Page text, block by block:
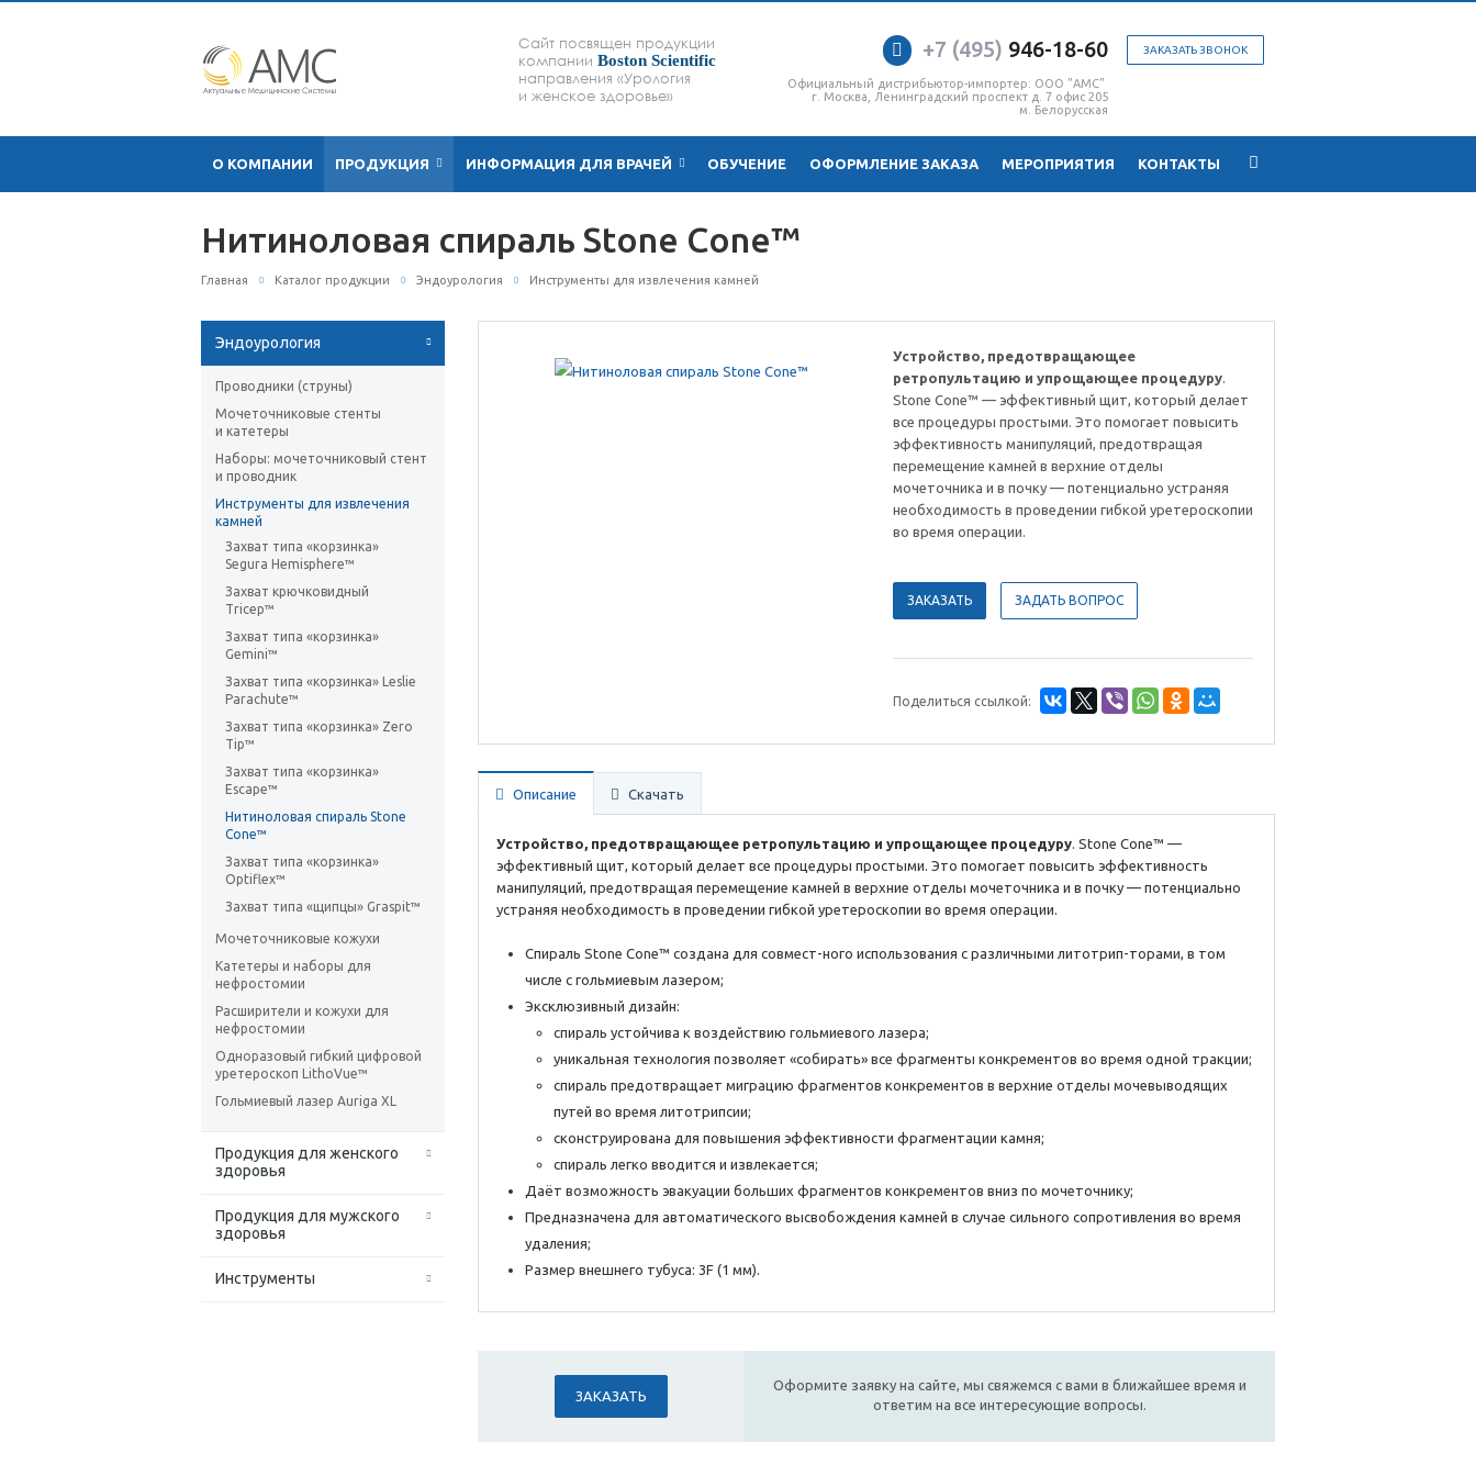
Сайт посвящен продукции
компании Boston Scientific
направления «Урология
и женское здоровье»
ЗАКАЗАТЬ ЗВОНОК
+7 (495) 946-18-60
Официальный дистрибьютор-импортер: ООО "АМС"
г. Москва, Ленинградский проспект д. 7 офис 205
м. Белорусская
О КОМПАНИИ ПРОДУКЦИЯ ИНФОРМАЦИЯ ДЛЯ ВРАЧЕЙ ОБУЧЕНИЕ ОФОРМЛЕНИЕ ЗАКАЗА МЕРОПРИЯТИЯ КОНТАКТЫ
Нитиноловая спираль Stone Cone™
Главная Каталог продукции Эндоурология Инструменты для извлечения камней
Эндоурология
Проводники (струны)
Мочеточниковые стенты
и катетеры
Наборы: мочеточниковый стент
и проводник
Инструменты для извлечения
камней
Захват типа «корзинка»
Segura Hemisphere™
Захват крючковидный
Tricep™
Захват типа «корзинка»
Gemini™
Захват типа «корзинка» Leslie
Parachute™
Захват типа «корзинка» Zero
Tip™
Захват типа «корзинка»
Escape™
Нитиноловая спираль Stone
Cone™
Захват типа «корзинка»
Optiflex™
Захват типа «щипцы» Graspit™
Мочеточниковые кожухи
Катетеры и наборы для
нефростомии
Расширители и кожухи для
нефростомии
Одноразовый гибкий цифровой
уретероскоп LithoVue™
Гольмиевый лазер Auriga XL
Продукция для женского
здоровья
Продукция для мужского
здоровья
Инструменты
Устройство, предотвращающее
ретропультацию и упрощающее процедуру.
Stone Cone™ — эффективный щит, который делает
все процедуры простыми. Это помогает повысить
эффективность манипуляций, предотвращая
перемещение камней в верхние отделы
мочеточника и в почку — потенциально устраняя
необходимость в проведении гибкой уретероскопии
во время операции.
ЗАКАЗАТЬ ЗАДАТЬ ВОПРОС
Поделиться ссылкой:
Описание Скачать
Устройство, предотвращающее ретропультацию и упрощающее процедуру. Stone Cone™ —
эффективный щит, который делает все процедуры простыми. Это помогает повысить эффективность
манипуляций, предотвращая перемещение камней в верхние отделы мочеточника и в почку — потенциально
устраняя необходимость в проведении гибкой уретероскопии во время операции.
Спираль Stone Cone™ создана для совмест-ного использования с различными литотрип-торами, в том
числе с гольмиевым лазером;
Эксклюзивный дизайн:
спираль устойчива к воздействию гольмиевого лазера;
уникальная технология позволяет «собирать» все фрагменты конкрементов во время одной тракции;
спираль предотвращает миграцию фрагментов конкрементов в верхние отделы мочевыводящих
путей во время литотрипсии;
сконструирована для повышения эффективности фрагментации камня;
спираль легко вводится и извлекается;
Даёт возможность эвакуации больших фрагментов конкрементов вниз по мочеточнику;
Предназначена для автоматического высвобождения камней в случае сильного сопротивления во время
удаления;
Размер внешнего тубуса: 3F (1 мм).
ЗАКАЗАТЬ
Оформите заявку на сайте, мы свяжемся с вами в ближайшее время и
ответим на все интересующие вопросы.